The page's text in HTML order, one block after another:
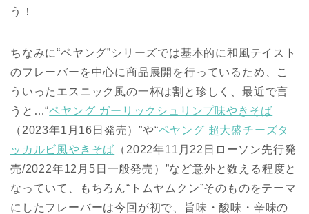
う！
ちなみに“ペヤング”シリーズでは基本的に和風テイスト
のフレーバーを中心に商品展開を行っているため、こ
ういったエスニック風の一杯は割と珍しく、最近で言
うと…“ペヤング ガーリックシュリンプ味やきそば
（2023年1月16日発売）”や“ペヤング 超大盛チーズタ
ッカルビ風やきそば （2022年11月22日ローソン先行発
売/2022年12月5日一般発売）”など意外と数える程度と
なっていて、もちろん“トムヤムクン”そのものをテーマ
にしたフレーバーは今回が初で、旨味・酸味・辛味の